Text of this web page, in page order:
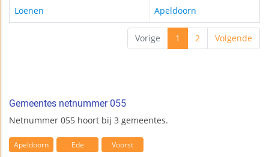
Loenen Apeldoorn
Vorige 1 2 Volgende
Gemeentes netnummer 055
Netnummer 055 hoort bij 3 gemeentes.
Apeldoorn Ede Voorst